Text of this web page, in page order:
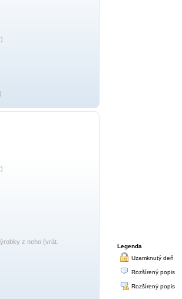
z neho (vrát.
Legenda
Uzamknutý deň
Rozšírený popis
Rozšírený popis